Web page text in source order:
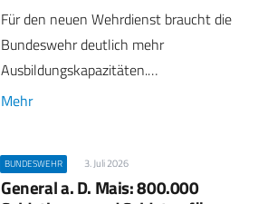
Für den neuen Wehrdienst braucht die
Bundeswehr deutlich mehr
Ausbildungskapazitäten.…
Mehr
BUNDESWEHR 3. Juli 2026
General a. D. Mais: 800.000